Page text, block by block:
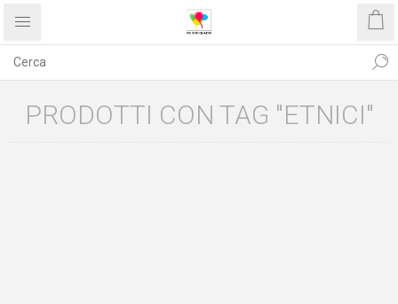
PRODOTTI CON TAG "ETNICI"